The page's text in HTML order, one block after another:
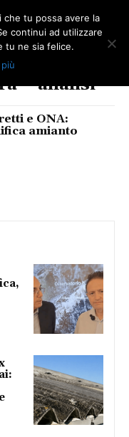
– analisi
e ONA:
amianto
che tu possa avere la
continui ad utilizzare
tu ne sia felice.